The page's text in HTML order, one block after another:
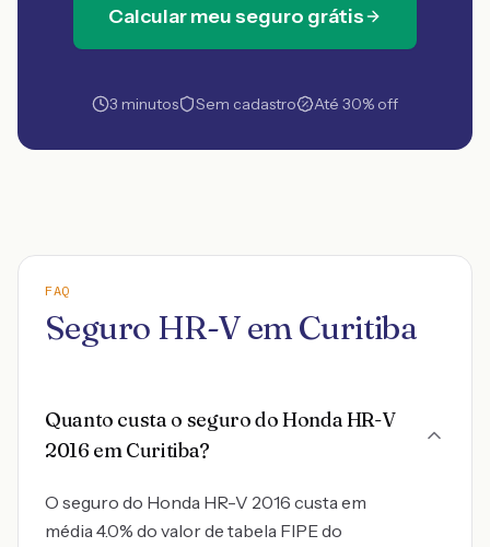
Calcular meu seguro grátis
3 minutos Sem cadastro Até 30% off
FAQ
Seguro HR-V em Curitiba
Quanto custa o seguro do Honda HR-V
2016 em Curitiba?
O seguro do Honda HR-V 2016 custa em
média 4.0% do valor de tabela FIPE do